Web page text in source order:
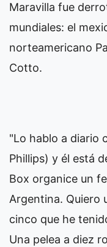
Maravilla fue
mundiales: el
norteamericano
Cotto.
"Lo hablo a diario
Phillips) y él está
Box organice un
Argentina. Quiero
cinco que he
Una pelea a diez